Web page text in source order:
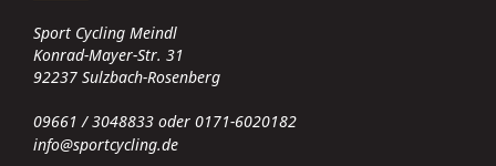
Sport Cycling Meindl
Konrad-Mayer-Str. 31
92237 Sulzbach-Rosenberg
09661 / 3048833 oder 0171-6020182
info@sportcycling.de